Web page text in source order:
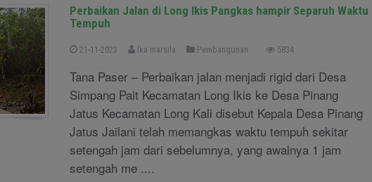
Perbaikan Jalan di Long Ikis Pangkas hampir Separuh Waktu
Tempuh
21-11-2023 Ika marsila Pembangunan 5834
Tana Paser – Perbaikan jalan menjadi rigid dari Desa
Simpang Pait Kecamatan Long Ikis ke Desa Pinang
Jatus Kecamatan Long Kali disebut Kepala Desa Pinang
Jatus Jailani telah memangkas waktu tempuh sekitar
setengah jam dari sebelumnya, yang awalnya 1 jam
setengah me ....